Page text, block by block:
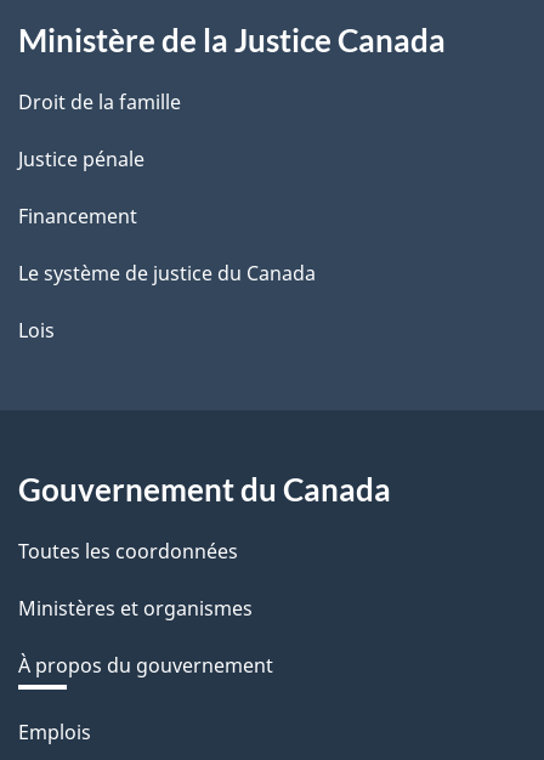
e
Ministère de la Justice Canada
Droit de la famille
Justice pénale
Financement
Le système de justice du Canada
Lois
Gouvernement du Canada
Toutes les coordonnées
Ministères et organismes
À propos du gouvernement
Thèmes
Emplois